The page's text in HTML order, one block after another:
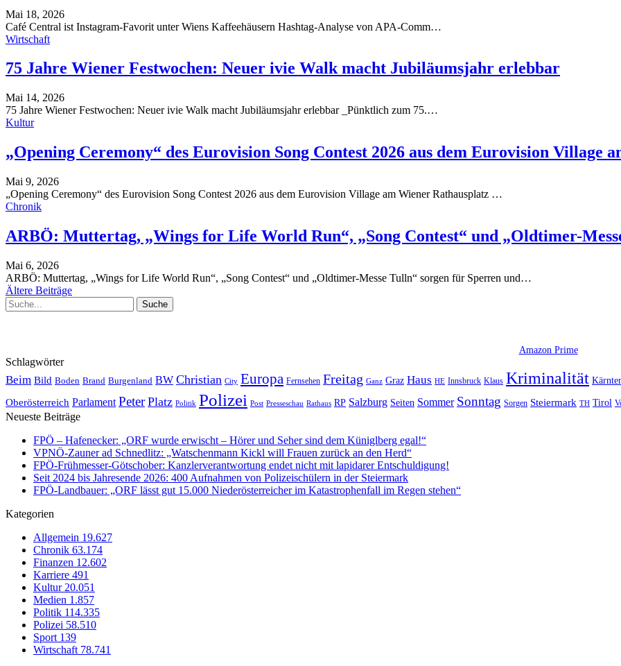
Mai 18, 2026
Café Central ist Instagram-Favorit unter Wiens Kaffeehäusern Hashtag-Analyse von APA-Comm…
Wirtschaft
75 Jahre Wiener Festwochen: Neuer ivie Walk macht Jubiläumsjahr erlebbar
Mai 14, 2026
75 Jahre Wiener Festwochen: Neuer ivie Walk macht Jubiläumsjahr erlebbar
_Pünktlich zum 75.…
Kultur
„Opening Ceremony“ des Eurovision Song Contest 2026 aus dem Eurovision Village
Mai 9, 2026
„Opening Ceremony“ des Eurovision Song Contest 2026 aus dem Eurovision Village am Wiener Rathausplatz …
Chronik
ARBÖ: Muttertag, „Wings for Life World Run“, „Song Contest“ und „Oldtimer-
Mai 6, 2026
ARBÖ: Muttertag, „Wings for Life World Run“, „Song Contest“ und „Oldtimer-Messe Tulln“ sorgen für Sperren und…
Ältere Beiträge
Amazon Prime
Schlagwörter
Beim Bild Boden Brand Burgenland BW Christian City Europa Fernsehen Freitag Ganz Graz Haus HE Innsbruck Klaus Kriminalität
Oberösterreich Parlament Peter Platz Politik Polizei Post Presseschau Rathaus RP Salzburg Seiten Sommer Sonntag Sorgen Steiermark TH Tirol
Neueste Beiträge
FPÖ – Hafenecker: „ORF wurde erwischt – Hörer und Seher sind dem Küniglberg egal!“
VPNÖ-Zauner ad Schnedlitz: „Watschenmann Kickl will Frauen zurück an den Herd“
FPÖ-Frühmesser-Götschober: Kanzlerverantwortung endet nicht mit lapidarer Entschuldigung!
Seit 2024 bis Jahresende 2026: 400 Aufnahmen von Polizeischülern in der Steiermark
FPÖ-Landbauer: „ORF lässt gut 15.000 Niederösterreicher im Katastrophenfall im Regen stehen“
Kategorien
Allgemein 19.627
Chronik 63.174
Finanzen 12.602
Karriere 491
Kultur 20.051
Medien 1.857
Politik 114.335
Polizei 58.510
Sport 139
Wirtschaft 78.741